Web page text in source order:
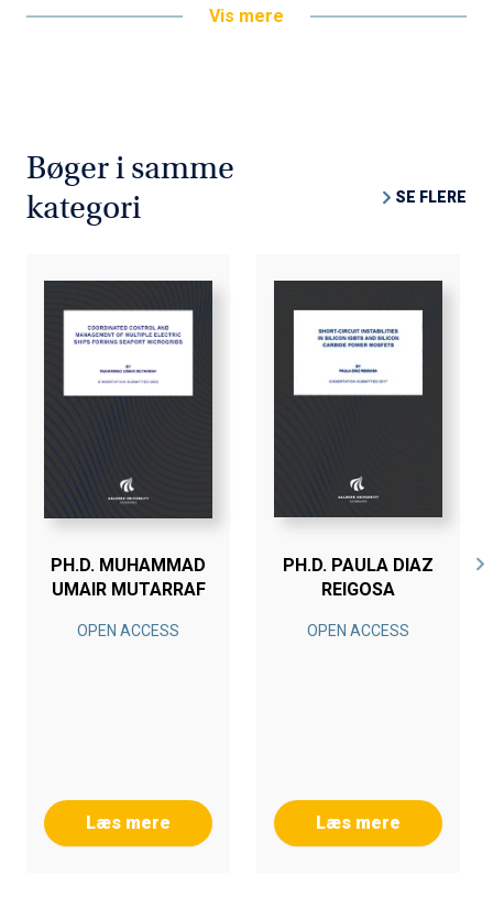
Vis mere
Bøger i samme
kategori
SE FLERE
PH.D. MUHAMMAD
UMAIR MUTARRAF
OPEN ACCESS
Læs mere
PH.D. PAULA DIAZ
REIGOSA
OPEN ACCESS
Læs mere